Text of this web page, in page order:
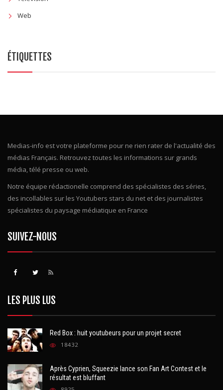
Web
ÉTIQUETTES
Medias-info est votre plateforme pour ne rien rater de l'actualité des
médias Français. Retrouvez toutes les informations sur grands
média, télé presse ou web.
Notre équipe rédactionelle comprend des spécialistes des séries,
des incollables sur les Youtubers stars du net et des journalistes
spécialistes du paysage médiatique en France
SUIVEZ-NOUS
LES PLUS LUS
Red Box : huit youtubeurs pour un projet secret
Après Cyprien, Squeezie lance son Fan Art Contest et le
résultat est bluffant